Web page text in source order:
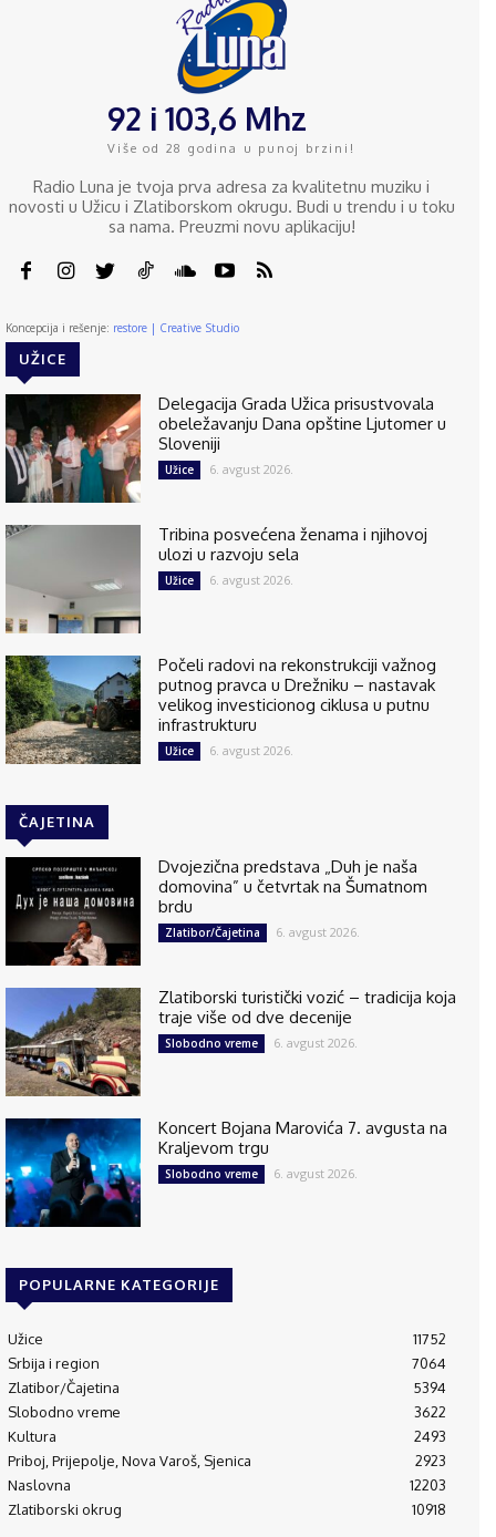
92 i 103,6 Mhz
Više od 28 godina u punoj brzini!
Radio Luna je tvoja prva adresa za kvalitetnu muziku i
novosti u Užicu i Zlatiborskom okrugu. Budi u trendu i u toku
sa nama. Preuzmi novu aplikaciju!
Koncepcija i rešenje: restore | Creative Studio
UŽICE
Delegacija Grada Užica prisustvovala
obeležavanju Dana opštine Ljutomer u
Sloveniji
Užice 6. avgust 2026.
Tribina posvećena ženama i njihovoj
ulozi u razvoju sela
Užice 6. avgust 2026.
Počeli radovi na rekonstrukciji važnog
putnog pravca u Drežniku – nastavak
velikog investicionog ciklusa u putnu
infrastrukturu
Užice 6. avgust 2026.
ČAJETINA
Dvojezična predstava „Duh je naša
domovina” u četvrtak na Šumatnom
brdu
Zlatibor/Čajetina 6. avgust 2026.
Zlatiborski turistički vozić – tradicija koja
traje više od dve decenije
Slobodno vreme 6. avgust 2026.
Koncert Bojana Marovića 7. avgusta na
Kraljevom trgu
Slobodno vreme 6. avgust 2026.
POPULARNE KATEGORIJE
Užice
11752
Srbija i region
7064
Zlatibor/Čajetina
5394
Slobodno vreme
3622
Kultura
2493
Priboj, Prijepolje, Nova Varoš, Sjenica
2923
Naslovna
12203
Zlatiborski okrug
10918